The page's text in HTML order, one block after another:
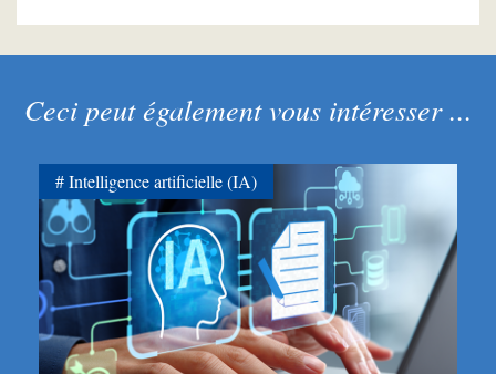
Ceci peut également vous intéresser ...
Intelligence artificielle (IA)